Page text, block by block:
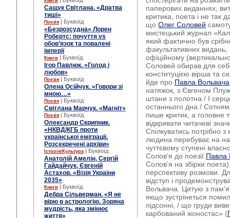
Сащук Світлана. «Дратва
тиші»
Поезія | Буквоїд
«Безрозсудна» Лорен
Робертс: почуття vs
обов’язок та повалені
імперії
Книги | Буквоїд
Ігор Павлюк. «Голод і
любов»
Поезія | Буквоїд
Олена Осійчук. «Говори зі
мною…»
Поезія | Буквоїд
Світлана Марчук. «Магніт»
Поезія | Буквоїд
Олександр Скрипник.
«НКВД/КГБ проти
української еміграції.
Розсекречені архіви»
Історія/Культура | Буквоїд
Анатолій Амелін, Сергій
Гайдайчук, Євгеній
Астахов. «Візія України
2035»
Книги | Буквоїд
Дебра Сільверман. «Я не
вірю в астрологію. Зоряна
мудрість, яка змінює
життя»
паперових виданнях,
критика, поета і не так
що Олег Соловей
мистецький журнал
який фактично був
факультативних
офіційному
Соловей обирав для
конституцією вірша та
йде про Павла Вольвача
натяжок, з Євгеном
штани з полотна / І
останнього дна /
пише критик, а головне
відкривати читачеві
Спілкуватись потрібно
людина перебуває на
чуттєвому ступені
Солов’я до поезії Павла
Солов’я на збірки
перспективу розмови.
відступ і
Вольвача. Цитую з
якщо зустрінеться
підсонні, / що груди
карбований іконостас» (